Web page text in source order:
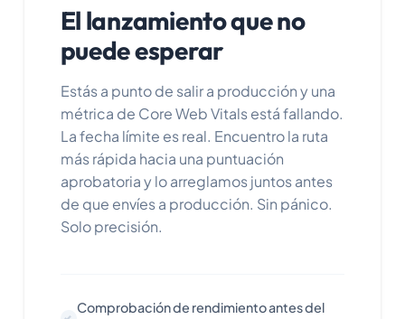
El lanzamiento que no
puede esperar
Estás a punto de salir a producción y una
métrica de Core Web Vitals está fallando.
La fecha límite es real. Encuentro la ruta
más rápida hacia una puntuación
aprobatoria y lo arreglamos juntos antes
de que envíes a producción. Sin pánico.
Solo precisión.
Comprobación de rendimiento antes del